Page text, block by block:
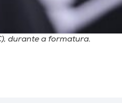
durante a formatura.